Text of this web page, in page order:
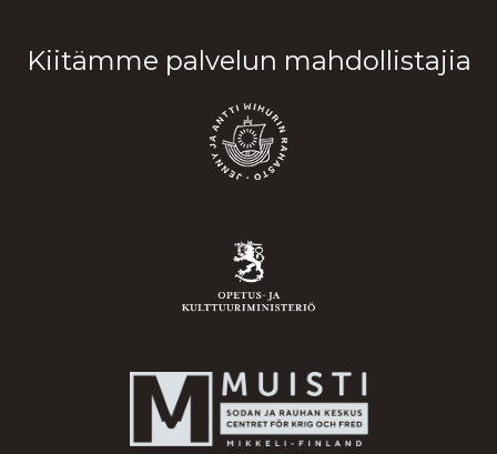
Kiitämme palvelun mahdollistajia